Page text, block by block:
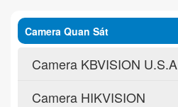
Camera Quan Sát
Camera KBVISION U.S.A
Camera HIKVISION